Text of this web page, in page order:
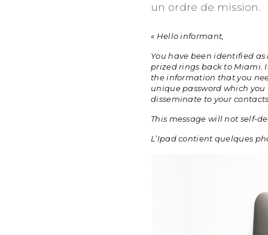
un ordre de mission.
« Hello informant,
You have been identified
prized rings back to Miami.
the information that you
unique password which
disseminate to your
This message will not self-
L’Ipad contient quelques